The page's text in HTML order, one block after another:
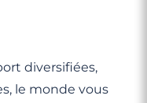
diversifiées,
le monde vous